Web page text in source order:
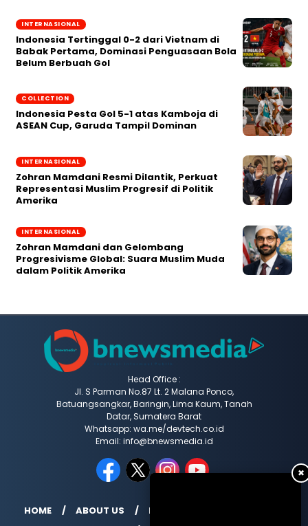
INTERNASIONAL
Indonesia Tertinggal 0-2 dari Vietnam di
Babak Pertama, Dominasi Penguasaan Bola
Belum Berbuah Gol
COLLECTION
Indonesia Pesta Gol 5-1 atas Kamboja di
ASEAN Cup, Garuda Tampil Dominan
INTERNASIONAL
Zohran Mamdani Resmi Dilantik, Perkuat
Representasi Muslim Progresif di Politik
Amerika
INTERNASIONAL
Zohran Mamdani dan Gelombang
Progresivisme Global: Suara Muslim Muda
dalam Politik Amerika
✖
Head Office :
Jl. S Parman No.87 Lt. 2 Malana Ponco,
Batuangsangkar, Baringin, Lima Kaum, Tanah
Datar, Sumatera Barat
Whatsapp: wa.me/devtech.co.id
Email: info@bnewsmedia.id
HOME ABOUT US REDAKSI